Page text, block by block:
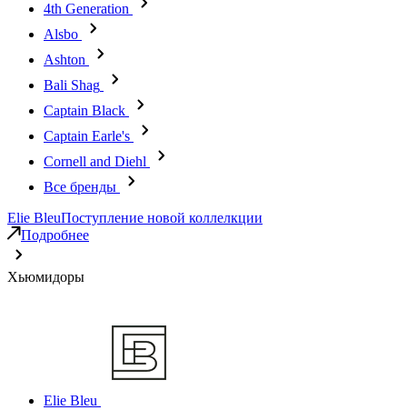
4th Generation
Alsbo
Ashton
Bali Shag
Captain Black
Captain Earle's
Cornell and Diehl
Все бренды
Elie BleuПоступление новой коллелкции
Подробнее
Хьюмидоры
Elie Bleu